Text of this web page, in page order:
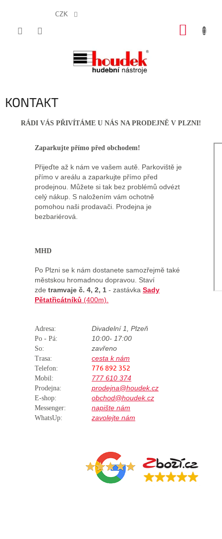
CZK
KONTAKT
RÁDI VÁS PŘIVÍTÁME U NÁS NA PRODEJNĚ V PLZNI!
Zaparkujte přímo před obchodem!
Přijeďte až k nám ve vašem autě. Parkoviště je
přímo v areálu a zaparkujte přímo před
prodejnou. Můžete si tak bez problémů odvézt
celý nákup. S naložením vám ochotně
pomohou naši prodavači. Prodejna je
bezbariérová.
MHD
Po Plzni se k nám dostanete samozřejmě také
městskou hromadnou dopravou. Staví
zde tramvaje č. 4, 2, 1 - zastávka Sady
Pětatřicátníků (400m).
Adresa: Divadelní 1, Plzeň
Po - Pá: 10:00- 17:00
So: zavřeno
Trasa: cesta k nám
Telefon: 776 892 352
Mobil: 777 610 374
Prodejna: prodejna@houdek.cz
E-shop: obchod@houdek.cz
Messenger: napište nám
WhatsUp: zavolejte nám